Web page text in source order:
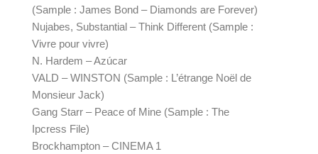
(Sample : James Bond – Diamonds are Forever)
Nujabes, Substantial – Think Different (Sample :
Vivre pour vivre)
N. Hardem – Azúcar
VALD – WINSTON (Sample : L’étrange Noël de
Monsieur Jack)
Gang Starr – Peace of Mine (Sample : The
Ipcress File)
Brockhampton – CINEMA 1